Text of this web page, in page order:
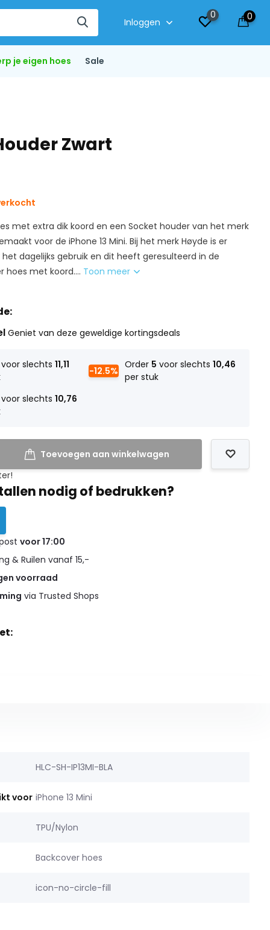
Inloggen
0 0
je eigen hoes Sale
Zwart
met extra dik koord en een Socket houder van het merk
voor de iPhone 13 Mini. Bij het merk Høyde is er
dagelijks gebruik en dit heeft geresulteerd in de
hoes met koord.... Toon meer
Geniet van deze geweldige kortingsdeals
voor slechts11,11
voor slechts10,76
-12.5%
Order 5 voor slechts 10,46
per stuk
Toevoegen aan winkelwagen
nodig of bedrukken?
voor 17:00
& Ruilen vanaf 15,-
voorraad
via Trusted Shops
HLC-SH-IP13MI-BLA
voor iPhone 13 Mini
TPU/Nylon
Backcover hoes
icon-no-circle-fill